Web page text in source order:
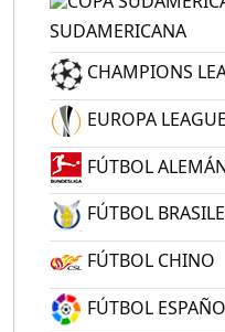
SUDAMERICANA
CHAMPIONS
EUROPA LEAGUE
FÚTBOL
FÚTBOL
FÚTBOL CHINO
FÚTBOL